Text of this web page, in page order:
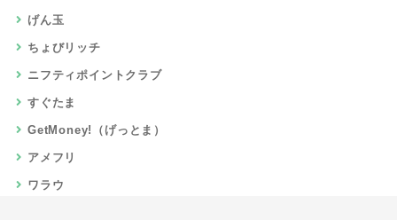
げん玉
ちょびリッチ
ニフティポイントクラブ
すぐたま
GetMoney!（げっとま）
アメフリ
ワラウ